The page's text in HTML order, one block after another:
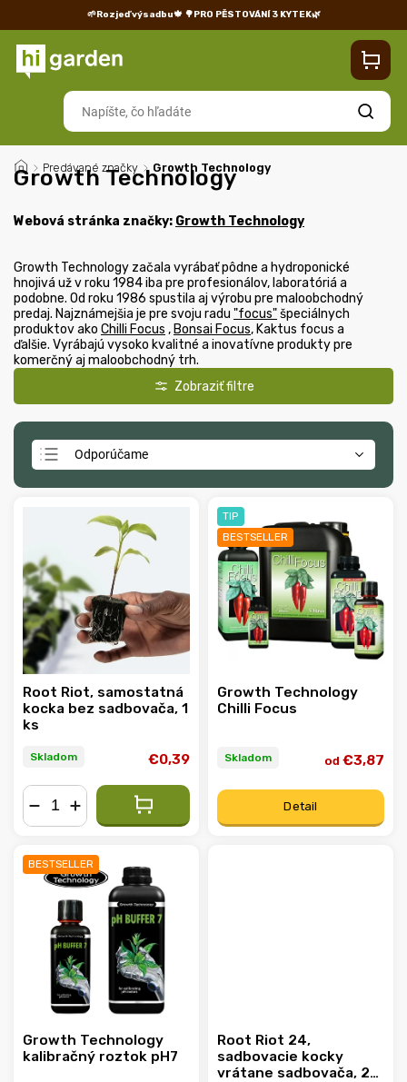
🌱Rozjeď výsadbu🍁 🌳PRO PĚSTOVÁNÍ 3 KYTEK🌿
Vrátenie/reklamácia
Hľadať
/ Predávané značky / Growth Technology
Growth Technology
Webová stránka značky: Growth Technology
Growth Technology začala vyrábať pôdne a hydroponické
hnojivá už v roku 1984 iba pre profesionálov, laboratóriá a
podobne. Od roku 1986 spustila aj výrobu pre maloobchodný
predaj. Najznámejšia je pre svoju radu "focus"špeciálnych
produktov ako Chilli Focus , Bonsai Focus, Kaktus focus a
ďalšie. Vyrábajú vysoko kvalitné a inovatívne produkty pre
komerčný aj maloobchodný trh.
Odporúčame
Najdrahšie
Najpredávanejšie
Abecedne
Root Riot, samostatná
kocka bez sadbovača, 1
ks
Skladom €0,39
TIP
BESTSELLER
Growth Technology
Chilli Focus
Skladom od €3,87
Detail
BESTSELLER
Growth Technology
kalibračný roztok pH7
Root Riot 24,
sadbovacie kocky
vrátane sadbovača, 24